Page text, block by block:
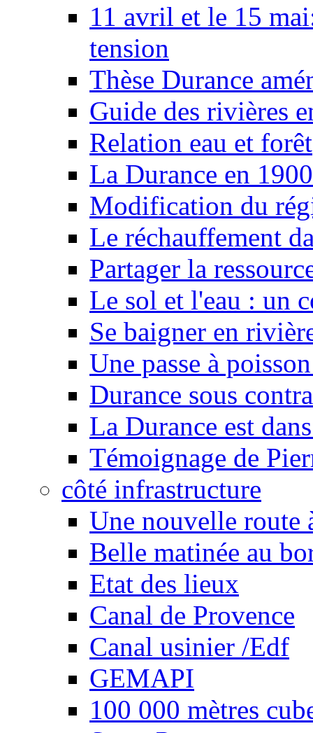
11 avril et le 15
tension
Thèse Durance
Guide des rivières
Relation eau et forêt
La Durance en 1900
Modification du
Le réchauffement
Partager la
Le sol et l'eau : un
Se baigner en
Une passe à
Durance sous
La Durance est
Témoignage de
côté infrastructure
Une nouvelle route
Belle matinée au
Etat des lieux
Canal de Provence
Canal usinier /Edf
GEMAPI
100 000 mètres